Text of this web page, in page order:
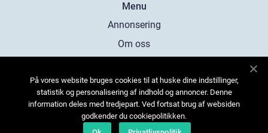
Menu
Annonsering
Om oss
Kontakta oss
Sitemap
På vores website bruges cookies til at huske dine indstillinger,
statistik og personalisering af indhold og annoncer. Denne
information deles med tredjepart. Ved fortsat brug af websiden
godkender du cookiepolitikken.